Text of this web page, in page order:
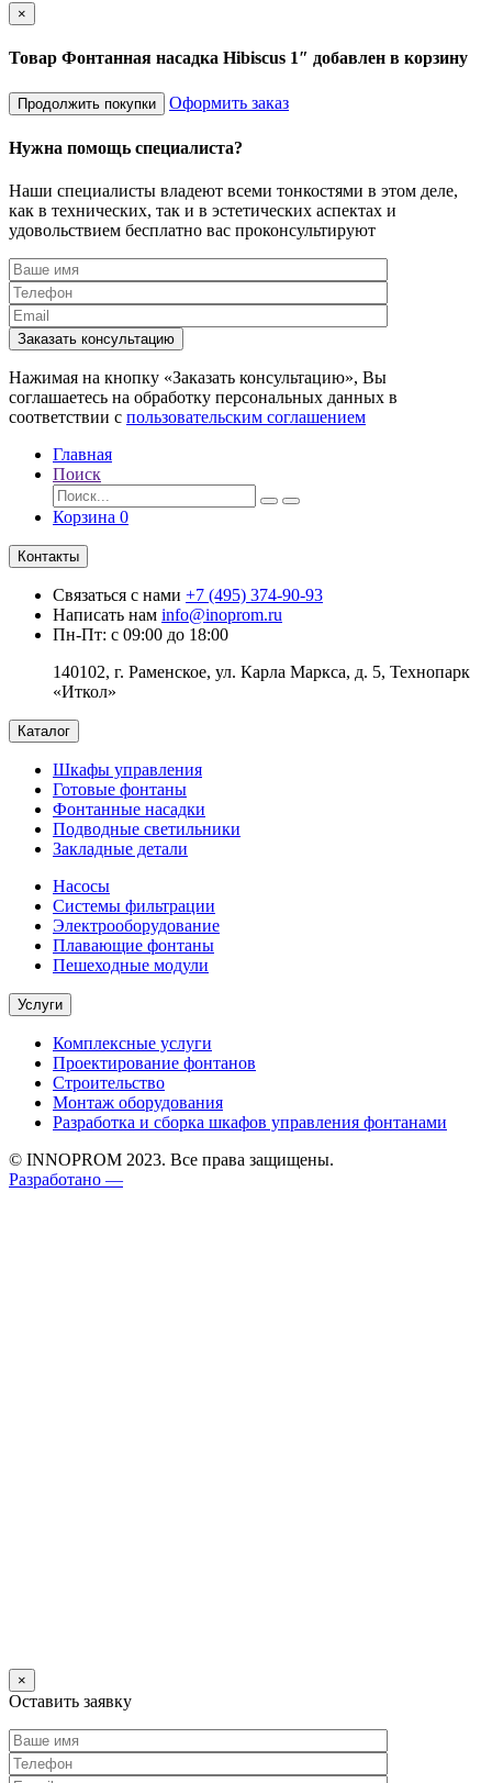
×
Товар Фонтанная насадка Hibiscus 1″ добавлен в корзину
Продолжить покупки Оформить заказ
Нужна помощь специалиста?
Наши специалисты владеют всеми тонкостями в этом деле,
как в технических, так и в эстетических аспектах и
удовольствием бесплатно вас проконсультируют
Заказать консультацию
Нажимая на кнопку «Заказать консультацию», Вы
соглашаетесь на обработку персональных данных в
соответствии с пользовательским соглашением
Главная
Поиск
Корзина 0
Контакты
Связаться с нами +7 (495) 374-90-93
Написать нам info@inoprom.ru
Пн-Пт: с 09:00 до 18:00
140102, г. Раменское, ул. Карла Маркса, д. 5, Технопарк
«Иткол»
Каталог
Шкафы управления
Готовые фонтаны
Фонтанные насадки
Подводные светильники
Закладные детали
Насосы
Системы фильтрации
Электрооборудование
Плавающие фонтаны
Пешеходные модули
Услуги
Комплексные услуги
Проектирование фонтанов
Строительство
Монтаж оборудования
Разработка и сборка шкафов управления фонтанами
© INNOPROM 2023. Все права защищены.
Разработано —
×
Оставить заявку